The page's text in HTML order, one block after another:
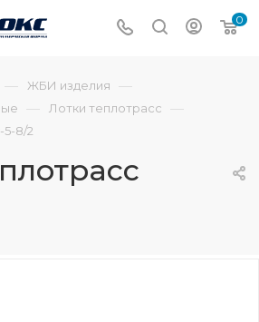
0
— ЖБИ изделия —
— Лотки теплотрасс —
5-8/2